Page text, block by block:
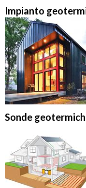
Impianto
Sonde